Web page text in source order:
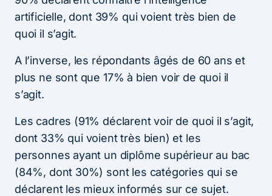
artificielle, dont 39% qui voient très bien de
quoi il s’agit.
A l’inverse, les répondants âgés de 60 ans et
plus ne sont que 17% à bien voir de quoi il
s’agit.
Les cadres (91% déclarent voir de quoi il s’agit,
dont 33% qui voient très bien) et les
personnes ayant un diplôme supérieur au bac
(84%, dont 30%) sont les catégories qui se
déclarent les mieux informés sur ce sujet.